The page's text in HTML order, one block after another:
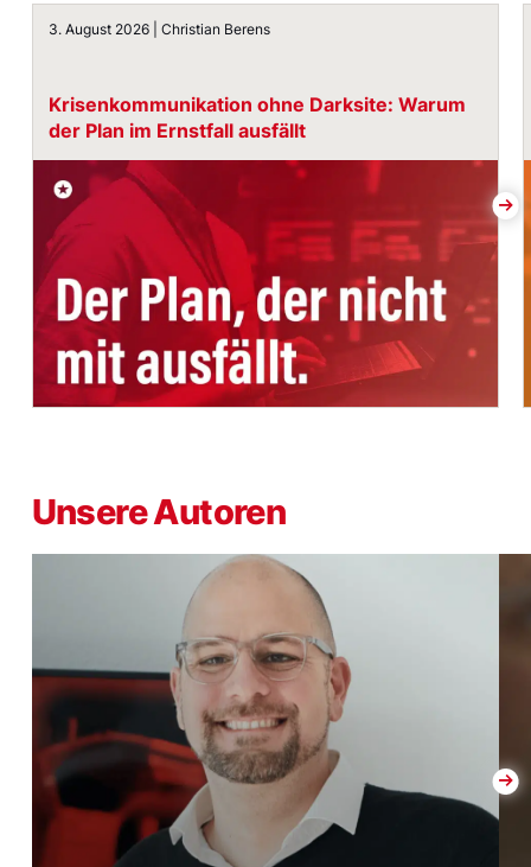
Krisenkommunikation ohne Darksite: Warum der Plan
3. August 2026 | Christian Berens
Krisenkommunikation ohne Darksite: Warum
der Plan im Ernstfall ausfällt
Unsere Autoren